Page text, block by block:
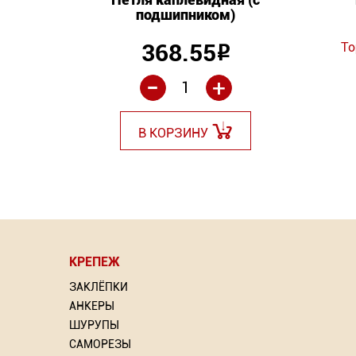
подшипником)
368.55Р
+
-
В КОРЗИНУ
КРЕПЕЖ
ЗАКЛЁПКИ
АНКЕРЫ
ШУРУПЫ
САМОРЕЗЫ